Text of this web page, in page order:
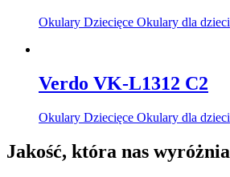
Okulary Dziecięce Okulary dla dzieci
Verdo VK-L1312 C2
Okulary Dziecięce Okulary dla dzieci
Jakość, która nas wyróżnia